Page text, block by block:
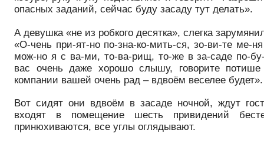
опасных заданий, сейчас буду засаду тут делать».
А девушка «не из робкого десятка», слегка
«О-чень при-ят-но по-зна-ко-мить-ся, зо-ви-те ме-
мож-но я с ва-ми, то-ва-рищ, то-же в за-саде по-
вас очень даже хорошо слышу, говорите
компании вашей очень рад – вдвоём веселее будет».
Вот сидят они вдвоём в засаде ночной, ждут
входят в помещение шесть привидений
принюхиваются, все углы оглядывают.